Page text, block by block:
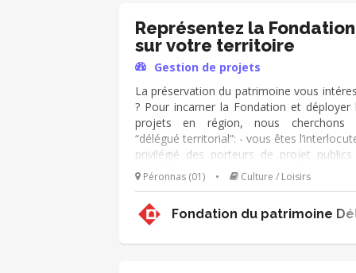
jusqu'à la clôture du projet. - Vous
au développement des adhésions et
ressources (mécènes,
partenariats, etc.) pour pérenniser les
de la Fondation.
Représentez la Fondation
sur votre territoire
Gestion de projets
La préservation du patrimoine vous
? Pour incarner la Fondation et déployer
projets en région, nous cherchons
“délégué territorial”: - vous êtes
privilégié des porteurs de projet
privés. Vous identifiez les projets
restauration de patrimoine sur votre
et analysez leur recevabilité. - Vous assurez
suivi de la réalisation des projets
Péronnas (01) • Culture / Loisirs
Fondation du patrimoine